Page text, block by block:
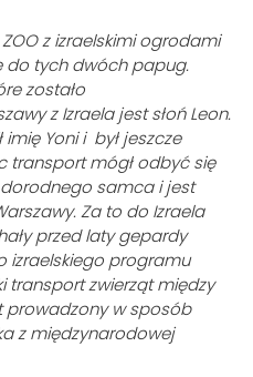
z izraelskimi ogrodami
do tych dwóch papug.
zostało
z Izraela jest słoń Leon.
Yoni i był jeszcze
transport mógł odbyć się
samca i jest
Za to do Izraela
przed laty gepardy
izraelskiego programu
transport zwierząt między
w sposób
z międzynarodowej